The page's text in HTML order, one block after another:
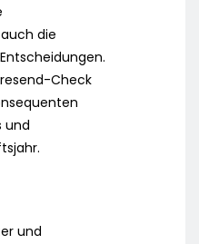
die
Check
und
und